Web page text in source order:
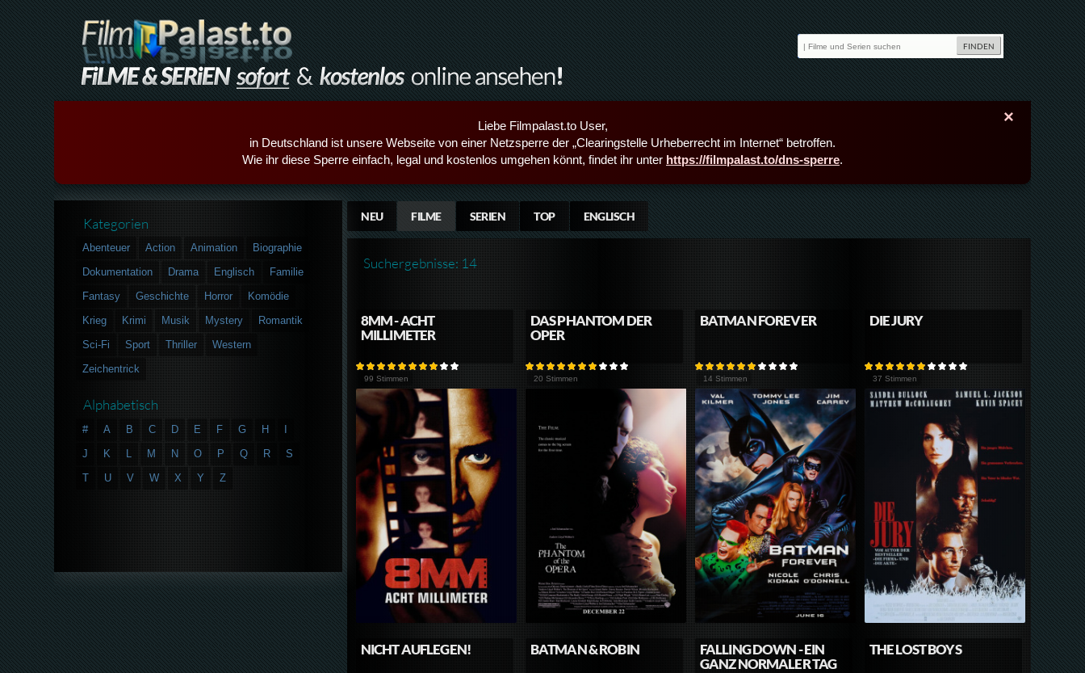
×
Liebe Filmpalast.to User,
in Deutschland ist unsere Webseite von einer Netzsperre der „Clearingstelle Urheberrecht im Internet“ betroffen.
Wie ihr diese Sperre einfach, legal und kostenlos umgehen könnt, findet ihr unter https://filmpalast.to/dns-sperre.
NEU FILME SERIEN TOP ENGLISCH
Suchergebnisse: 14
8MM - ACHT
MILLIMETER
99 Stimmen
DAS PHANTOM DER
OPER
20 Stimmen
BATMAN FOREVER
14 Stimmen
DIE JURY
37 Stimmen
NICHT AUFLEGEN! BATMAN & ROBIN
FALLING DOWN - EIN
GANZ NORMALER TAG
THE LOST BOYS
Kategorien
Abenteuer Action Animation
Biographie
Dokumentation
Drama Englisch
Familie
Fantasy
Geschichte Horror
Komödie
Krieg
Krimi Musik Mystery
Romantik
Sci-Fi
Sport Thriller
Western
Zeichentrick
Alphabetisch
# A B C D E F G H
J
K L M N O P Q R
S
T
U V W X Y Z